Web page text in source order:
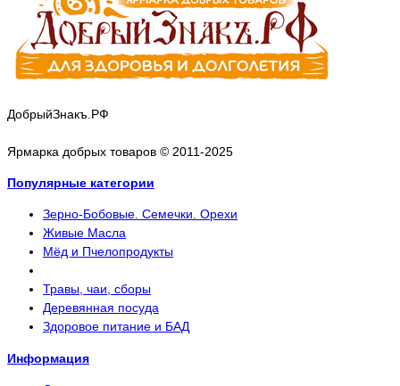
ДобрыйЗнакъ.РФ
Ярмарка добрых товаров © 2011-2025
Популярные категории
Зерно-Бобовые. Семечки. Орехи
Живые Масла
Мёд и Пчелопродукты
Травы, чаи, сборы
Деревянная посуда
Здоровое питание и БАД
Информация